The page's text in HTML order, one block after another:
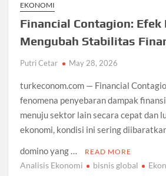
EKONOMI
Financial Contagion: Efek
Mengubah Stabilitas
Putri Cetar May 28, 2026
turkeconom.com — Financial
fenomena penyebaran dampak
menuju sektor lain secara cepat dan
ekonomi, kondisi ini sering
domino yang …
READ MORE
Analisis Ekonomi bisnis global